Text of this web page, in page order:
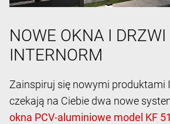
NOWE OKNA I DRZWI
INTERNORM
Zainspiruj się nowymi produktami
czekają na Ciebie dwa nowe